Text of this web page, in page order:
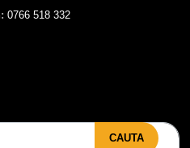
0766 518 332
CAUTA